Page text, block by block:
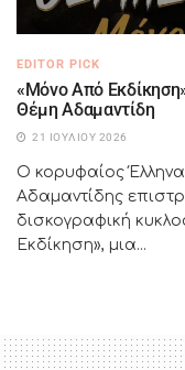
EDITOR PICK
«Μόνο Από
Θέμη Αδαμαντίδη
21 ΙΟΥΛΊΟΥ 2026
Ο κορυφαίος
Αδαμαντίδης
δισκογραφική
Εκδίκηση», μια...